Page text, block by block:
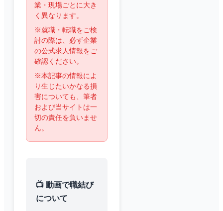
業・現場ごとに大き
く異なります。
※就職・転職をご検
討の際は、必ず企業
の公式求人情報をご
確認ください。
※本記事の情報によ
り生じたいかなる損
害についても、筆者
および当サイトは一
切の責任を負いませ
ん。
📺 動画で職結び
について